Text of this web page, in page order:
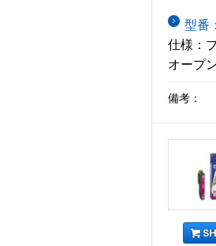
型番
仕様：
オープ
備考：